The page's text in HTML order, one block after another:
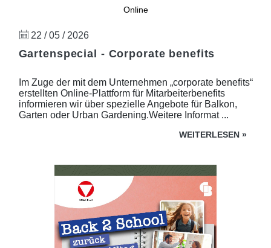
Online
22 / 05 / 2026
Gartenspecial - Corporate benefits
Im Zuge der mit dem Unternehmen „corporate benefits“
erstellten Online-Plattform für Mitarbeiterbenefits
informieren wir über spezielle Angebote für Balkon,
Garten oder Urban Gardening.Weitere Informat ...
WEITERLESEN »